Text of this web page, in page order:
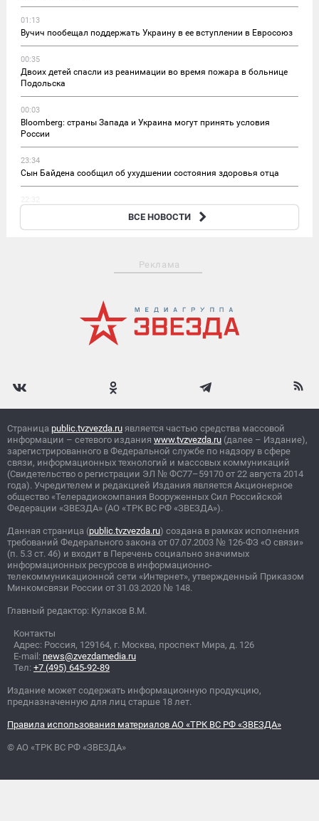
01:13
Вучич пообещал поддержать Украину в ее вступлении в Евросоюз
00:35
Двоих детей спасли из реанимации во время пожара в больнице
Подольска
00:03
Bloomberg: страны Запада и Украина могут принять условия
России
23:34
Сын Байдена сообщил об ухудшении состояния здоровья отца
МИД Болгарии вызвал украинского посла после инцидента с
ВСЕ НОВОСТИ
Реклама
Страница public.tvzvezda.ru является частью средства массовой
информации – сетевого издания www.tvzvezda.ru (далее – Издание),
зарегистрированного в Федеральной службе по надзору в сфере
связи, информационных технологий и массовых коммуникаций
(Свидетельство о регистрации ЭЛ № ФС77–59170 от 22 августа 2014
года). Учредителем и редакцией Издания является Акционерное
общество «Телерадиокомпания Вооруженных Сил Российской
Федерации «ЗВЕЗДА» (АО «ТРК ВС РФ «ЗВЕЗДА»).
Данная страница (public.tvzvezda.ru) создана в рамках исполнения
требований Федерального закона от 07.07.2003 № 126-ФЗ «О связи»
(п. 5.3 ст. 46) и входит в Перечень социально значимых
информационных ресурсов в информационно-
телекоммуникационной сети «Интернет», утвержденный Приказом
Минкомсвязи России от 31.03.2020 № 148.
Главный редактор: Кулаков В.М.
Контакты
Адрес: Россия, 129164, г. Москва, проспект Мира, д. 126
E-mail: news@zvezdamedia.ru
Тел: +7 (495) 645-92-89
Издание может содержать информационную продукцию,
предназначенную для лиц старше 18 лет.
Правила использования материалов АО «ТРК ВС РФ «ЗВЕЗДА»
© АО «ТРК ВС РФ «ЗВЕЗДА»